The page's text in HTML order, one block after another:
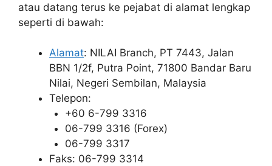
atau datang terus ke pejabat di alamat lengkap
seperti di bawah:
Alamat: NILAI Branch, PT 7443, Jalan
BBN 1/2f, Putra Point, 71800 Bandar Baru
Nilai, Negeri Sembilan, Malaysia
Telepon:
+60 6-799 3316
06-799 3316 (Forex)
06-799 3317
Faks: 06-799 3314